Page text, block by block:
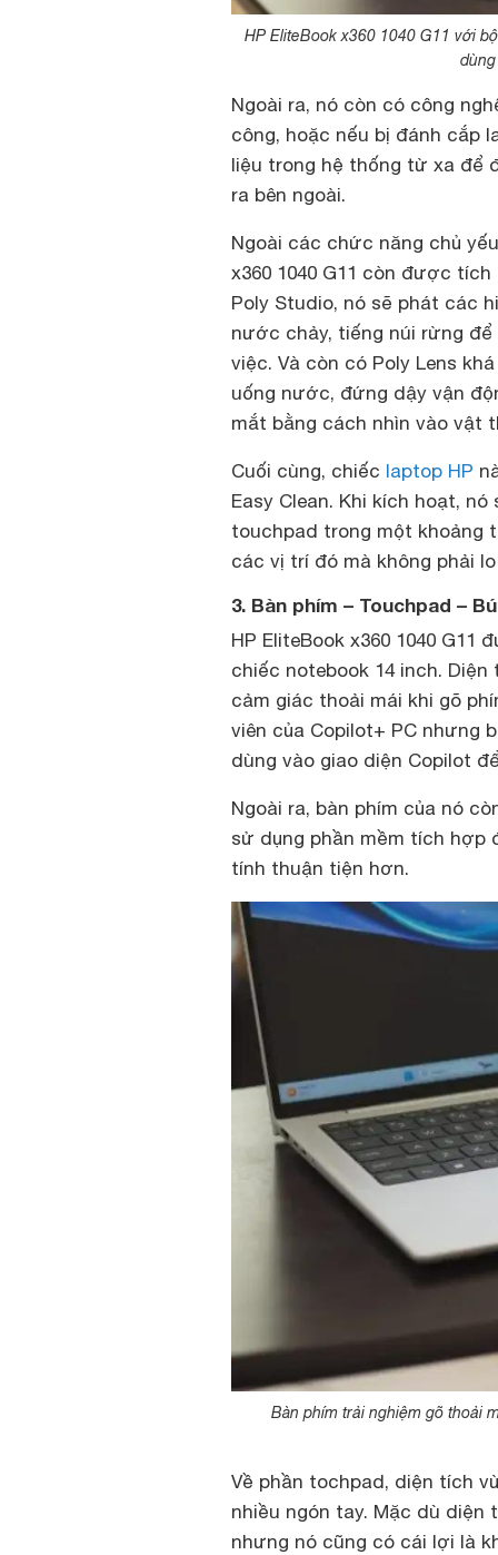
HP EliteBook x360 1040 G11 với
Ngoài ra, nó còn có công
công, hoặc nếu bị đánh cắp
liệu trong hệ thống từ xa để
ra bên ngoài.
Ngoài các chức năng chủ
x360 1040 G11 còn được
Poly Studio, nó sẽ phát các
nước chảy, tiếng núi rừng
việc. Và còn có Poly Lens
uống nước, đứng dậy vận
mắt bằng cách nhìn vào vật
Cuối cùng, chiếc laptop HP
Easy Clean. Khi kích hoạt,
touchpad trong một khoảng
các vị trí đó mà không phải
3. Bàn phím – Touchpad –
HP EliteBook x360 1040
chiếc notebook 14 inch.
cảm giác thoải mái khi gõ
viên của Copilot+ PC nhưng
dùng vào giao diện Copilot
Ngoài ra, bàn phím của nó
sử dụng phần mềm tích hợp
tính thuận tiện hơn.
Bàn phím trải nghiệm gõ thoải
Về phần tochpad, diện tích
nhiều ngón tay. Mặc dù diện
nhưng nó cũng có cái lợi là